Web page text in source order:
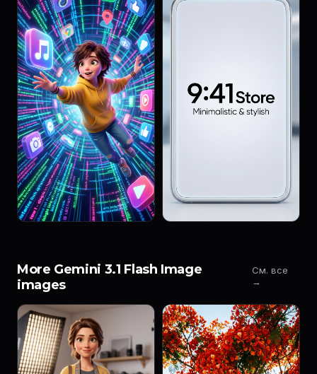
More Gemini 3.1 Flash Image
images
См. все
→